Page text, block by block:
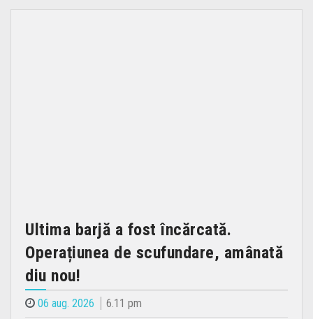
Ultima barjă a fost încărcată.
Operațiunea de scufundare, amânată
diu nou!
06 aug. 2026 6.11 pm